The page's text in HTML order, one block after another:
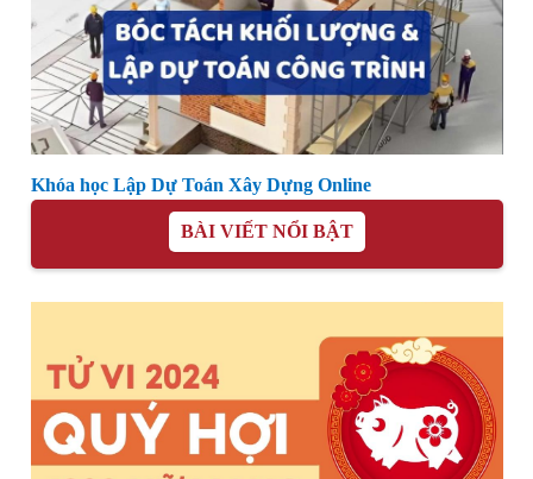
Khóa học Lập Dự Toán Xây Dựng Online
BÀI VIẾT NỔI BẬT